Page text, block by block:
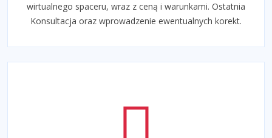
wirtualnego spaceru, wraz z ceną i warunkami. Ostatnia
Konsultacja oraz wprowadzenie ewentualnych korekt.